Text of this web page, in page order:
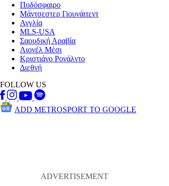
Ποδόσφαιρο
Μάντσεστερ Γιουνάιτεντ
Αγγλία
MLS-USA
Σαουδική Αραβία
Λιονέλ Μέσι
Κριστιάνο Ρονάλντο
Διεθνή
FOLLOW US
ADD METROSPORT TO GOOGLE